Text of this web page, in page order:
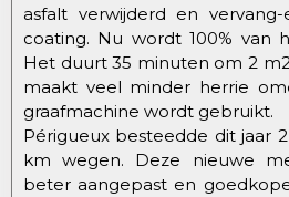
asfalt verwijderd en
coating. Nu wordt 100% van
Het duurt 35 minuten om 2
maakt veel minder herrie
graafmachine wordt gebruikt.
Périgueux besteedde dit jaar
km wegen. Deze nieuwe
beter aangepast en